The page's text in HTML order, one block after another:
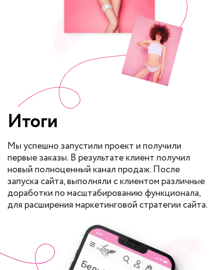
Итоги
Мы успешно запустили проект и получили
первые заказы. В результате клиент получил
новый полноценный канал продаж. После
запуска сайта, выполняли с клиентом различные
доработки по масштабированию функционала,
для расширения маркетинговой стратегии сайта.